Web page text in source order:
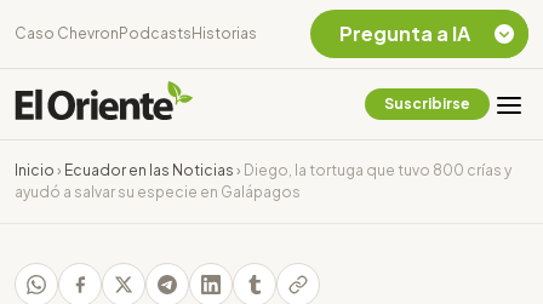
Caso Chevron Podcasts Historias
Suscribirse
Inicio › Ecuador en las Noticias › Diego, la tortuga que tuvo 800 crías y
ayudó a salvar su especie en Galápagos
Pregunta a IA
Chevron Ecuador